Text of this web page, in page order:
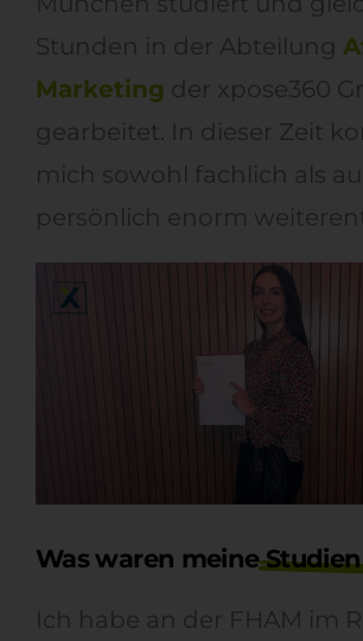
Stunden in der Abteilung
Marketing der xpose360
gearbeitet. In dieser Zeit
mich sowohl fachlich als
persönlich enorm
Was waren meine
Ich habe an der FHAM im